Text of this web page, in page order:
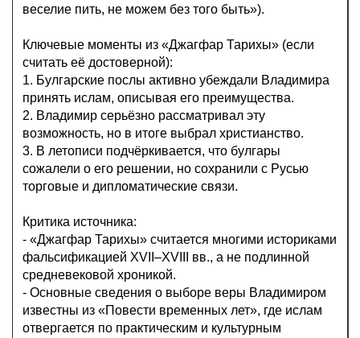
веселие пить, не можем без того быть»).
Ключевые моменты из «Джагфар Тарихы» (если
считать её достоверной):
1. Булгарские послы активно убеждали Владимира
принять ислам, описывая его преимущества.
2. Владимир серьёзно рассматривал эту
возможность, но в итоге выбрал христианство.
3. В летописи подчёркивается, что булгары
сожалели о его решении, но сохранили с Русью
торговые и дипломатические связи.
Критика источника:
- «Джагфар Тарихы» считается многими историками
фальсификацией XVII–XVIII вв., а не подлинной
средневековой хроникой.
- Основные сведения о выборе веры Владимиром
известны из «Повести временных лет», где ислам
отвергается по практическим и культурным